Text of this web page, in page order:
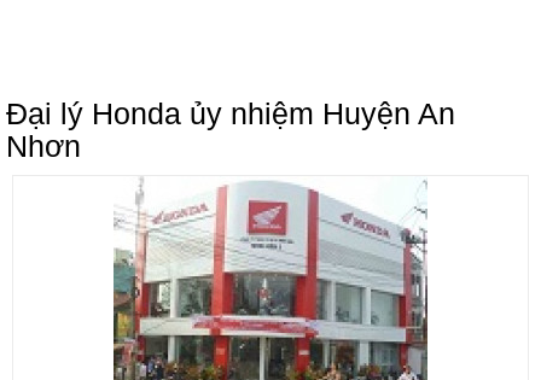
Đại lý Honda ủy nhiệm Huyện An
Nhơn